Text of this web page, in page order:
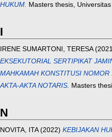
HUKUM. Masters thesis,
I
IRENE SUMARTONI, TERESA
EKSEKUTORIAL SERTIPIKAT
MAHKAMAH KONSTITUSI
AKTA-AKTA NOTARIS. Masters
N
NOVITA, ITA(2022) KEBIJAKAN